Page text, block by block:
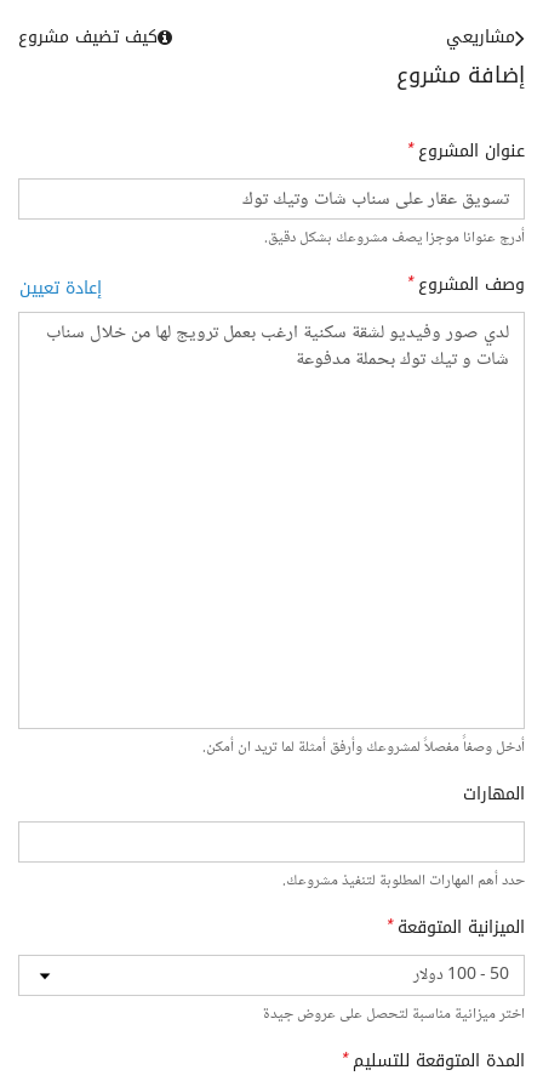
إضافة مشروع
مشاريعي كيف تضيف مشروع
عنوان المشروع*
أدرج عنوانا موجزا يصف مشروعك بشكل دقيق.
وصف المشروع* إعادة تعيين
أدخل وصفاً مفصلاً لمشروعك وأرفق أمثلة لما تريد ان أمكن.
المهارات
حدد أهم المهارات المطلوبة لتنفيذ مشروعك.
الميزانية المتوقعة*
اختر ميزانية مناسبة لتحصل على عروض جيدة
المدة المتوقعة للتسليم*